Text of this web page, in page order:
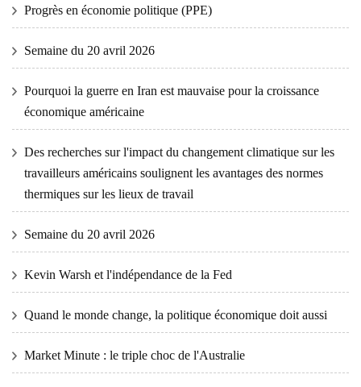
Progrès en économie politique (PPE)
Semaine du 20 avril 2026
Pourquoi la guerre en Iran est mauvaise pour la croissance
économique américaine
Des recherches sur l'impact du changement climatique sur les
travailleurs américains soulignent les avantages des normes
thermiques sur les lieux de travail
Semaine du 20 avril 2026
Kevin Warsh et l'indépendance de la Fed
Quand le monde change, la politique économique doit aussi
Market Minute : le triple choc de l'Australie